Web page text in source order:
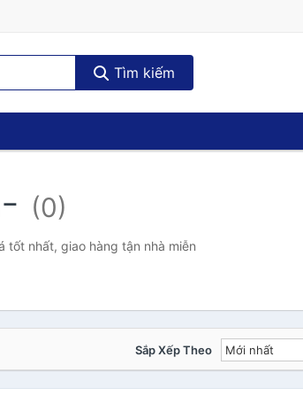
Tìm kiếm
(0)
tốt nhất, giao hàng tận nhà miễn
Sắp Xếp Theo